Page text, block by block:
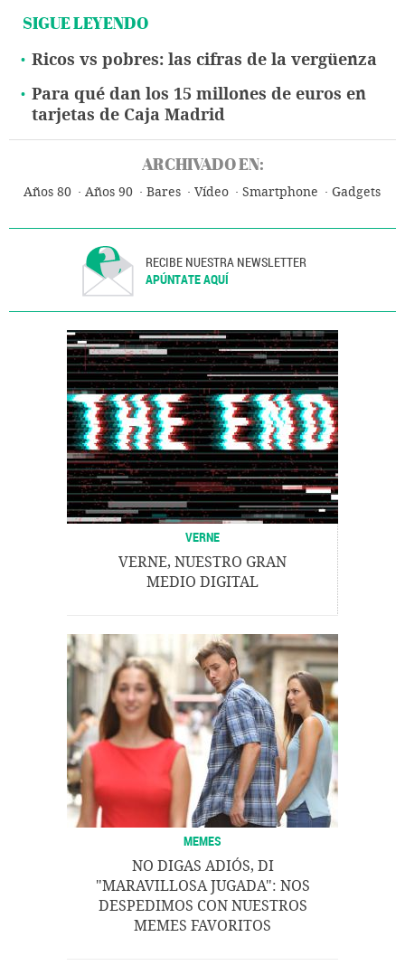
SIGUE LEYENDO
Ricos vs pobres: las cifras de la vergüenza
Para qué dan los 15 millones de euros en
tarjetas de Caja Madrid
ARCHIVADO EN:
Años 80 Años 90 Bares Vídeo Smartphone Gadgets
RECIBE NUESTRA NEWSLETTER
APÚNTATE AQUÍ
VERNE
VERNE, NUESTRO GRAN
MEDIO DIGITAL
MEMES
NO DIGAS ADIÓS, DI
"MARAVILLOSA JUGADA": NOS
DESPEDIMOS CON NUESTROS
MEMES FAVORITOS